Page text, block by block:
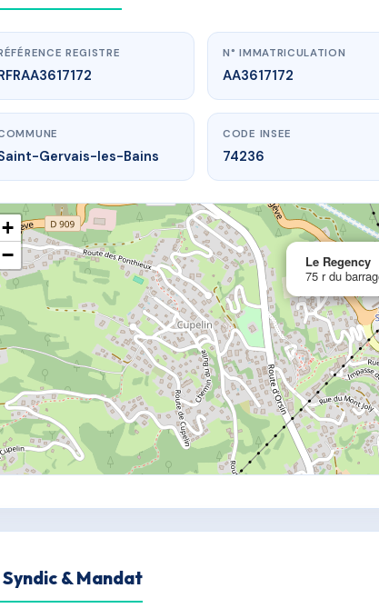
www.vme.plus/
Le Regency
75 r du barrage74170 Saint-
REGISTRE N° IMMATRICULATION
AA3617172
Gervais-les-Bains
CODE INSEE
74236
Le Regency
75 r du
+
−
Syndic & Mandat